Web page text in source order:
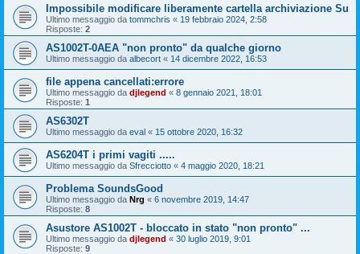
Impossibile modificare liberamente cartella archiviazione Su
Ultimo messaggio da tommchris « 19 febbraio 2024, 2:58
Risposte: 2
AS1002T-0AEA "non pronto" da qualche giorno
Ultimo messaggio da albecort « 14 dicembre 2022, 16:53
file appena cancellati:errore
Ultimo messaggio da djlegend « 8 gennaio 2021, 18:01
Risposte: 1
AS6302T
Ultimo messaggio da eval « 15 ottobre 2020, 16:32
AS6204T i primi vagiti .....
Ultimo messaggio da Sfrecciotto « 4 maggio 2020, 18:21
Problema SoundsGood
Ultimo messaggio da Nrg « 6 novembre 2019, 14:47
Risposte: 8
Asustore AS1002T - bloccato in stato "non pronto" ...
Ultimo messaggio da djlegend « 30 luglio 2019, 9:01
Risposte: 9